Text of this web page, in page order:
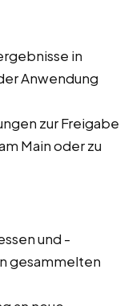
in
Anwendung
zur Freigabe
Main oder zu
und -
gesammelten